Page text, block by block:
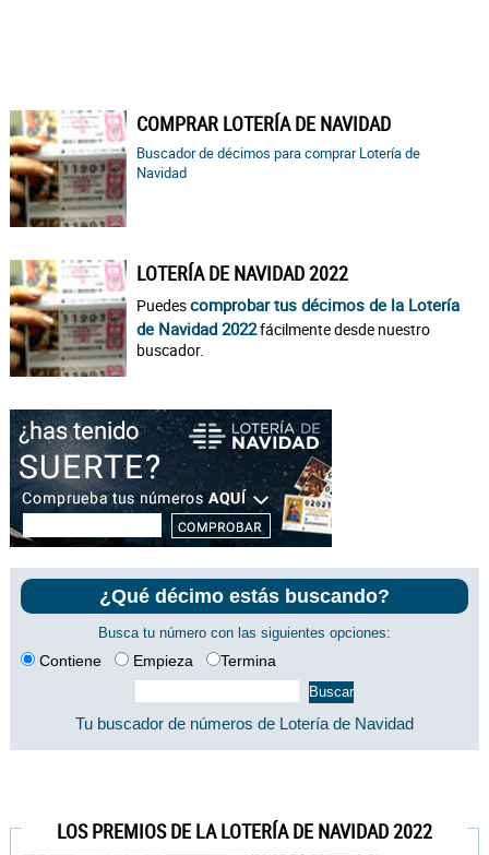
COMPRAR LOTERÍA DE NAVIDAD
Buscador de décimos para comprar Lotería de
Navidad
LOTERÍA DE NAVIDAD 2022
Puedescomprobar tus décimos de la Lotería
de Navidad 2022fácilmente desde nuestro
buscador.
¿Qué décimo estás buscando?
Busca tu número con las siguientes opciones:
Contiene Empieza Termina
Tu buscador de números de Lotería de Navidad
LOS PREMIOS DE LA LOTERÍA DE NAVIDAD 2022